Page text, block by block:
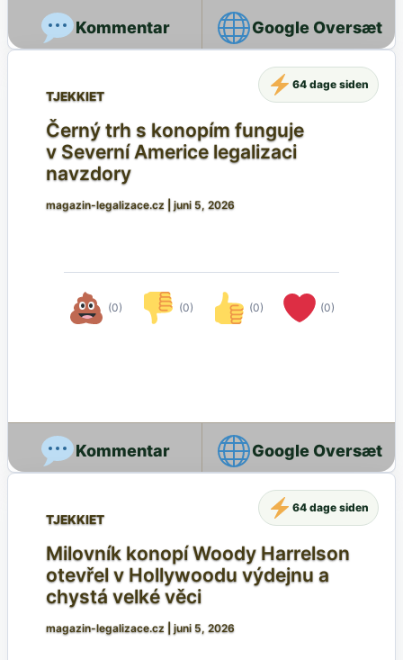
Google Oversæt
TJEKKIET
Černý trh s konopím funguje
v Severní Americe legalizaci
navzdory
magazin-legalizace.cz juni 5, 2026
(0) (0) (0) (0)
64 dage siden
Google Oversæt
TJEKKIET
Milovník konopí Woody Harrelson
otevřel v Hollywoodu výdejnu a
chystá velké věci
magazin-legalizace.cz juni 5, 2026
64 dage siden